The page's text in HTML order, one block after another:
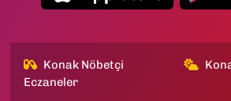
Konak Nöbetçi
Eczaneler